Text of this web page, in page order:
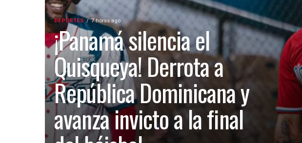
DEPORTES 7 horas ago
¡Panamá silencia el
Quisqueya! Derrota a
República Dominicana y
avanza invicto a la final